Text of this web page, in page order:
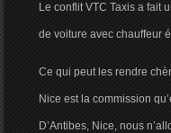
Le conflit VTC Taxis a fait
de voiture avec chauffeur
Ce qui peut les rendre
Nice est la commission
D’Antibes, Nice, nous